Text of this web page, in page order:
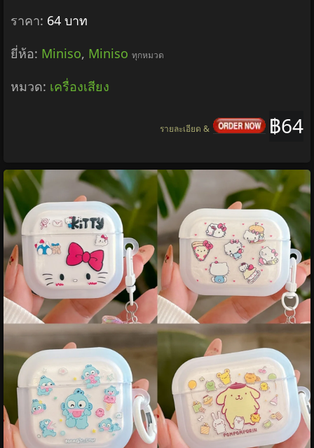
น่ารักการ์ตูนแมวในกล่องออกแบบ Tpu หูฟังบลูทูธสําห
รับ Airpods Pro 1st 2nd Generation เกราะป้องกัน
หญิงของขวัญ
ราคา:64 บาท
ยี่ห้อ:
Miniso,Miniso
หมวด:เครื่องเสียง
฿64
รายละเอียด &